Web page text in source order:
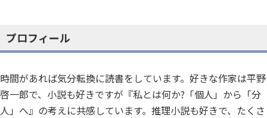
プロフィール
時間があれば気分転換に読書をしています。好きな作家は平野
啓一郎で、小説も好きですが『私とは何か?「個人」から「分
人」へ』の考えに共感しています。推理小説も好きで、たくさ